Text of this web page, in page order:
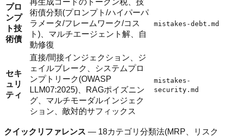
プロ
ンプ
ト技
術債
再生成コードのトークン税、技
術債分類(プロンプト/ハイパーパ
ラメータ/フレームワーク/コス
ト)、マルチエージェント解、自
動修復
mistakes-debt.md
セキ
ュリ
ティ
直接/間接インジェクション、ジ
ェイルブレーク、システムプロ
ンプトリーク(OWASP
LLM07:2025)、RAGポイズニン
グ、マルチモーダルインジェク
ション、敵対的サフィックス
mistakes-
security.md
クイックリファレンス — 18カテゴリ分類法(MRP、リスク